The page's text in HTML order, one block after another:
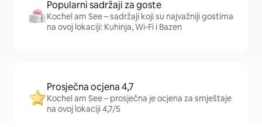
Popularni sadržaji za goste
Kochel am See – sadržaji koji su najvažniji gostima
na ovoj lokaciji: Kuhinja, Wi-Fi i Bazen
Prosječna ocjena 4,7
Kochel am See – prosječna je ocjena za smještaje
na ovoj lokaciji 4,7/5